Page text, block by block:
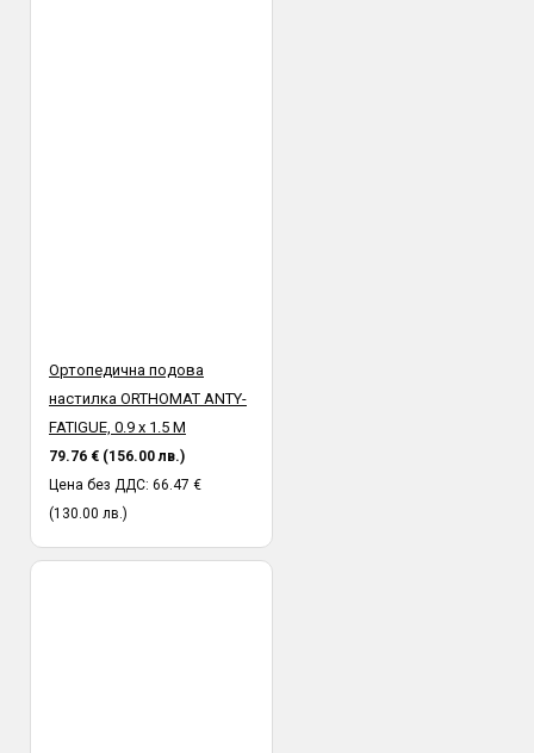
Ортопедична подова
настилка ORTHOMAT ANTY-
FATIGUE, 0.9 х 1.5 M
79.76 € (156.00 лв.)
Цена без ДДС: 66.47 €
(130.00 лв.)